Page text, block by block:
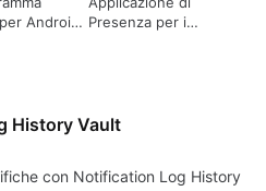
Android, Presenza per i
History Vault
con Notification Log History